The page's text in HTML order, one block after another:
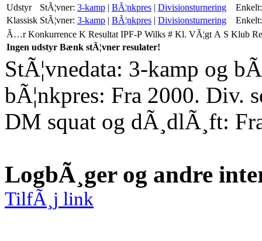
Udstyr
StÃ¦vner: 3-kamp | BÃ¦nkpres | Divisionsturnering
Enkelt:
Klassisk StÃ¦vner: 3-kamp | BÃ¦nkpres | Divisionsturnering
Enkelt:
Ã…r Konkurrence K Resultat IPF-P Wilks # Kl. VÃ¦gt A S Klub
Ingen udstyr Bænk stÃ¦vner resulater!
StÃ¦vnedata: 3-kamp og
bÃ¦nkpres: Fra 2000. Div.
DM squat og dÃ¸dlÃ¸ft:
LogbÃ¸ger og andre
TilfÃ¸j link